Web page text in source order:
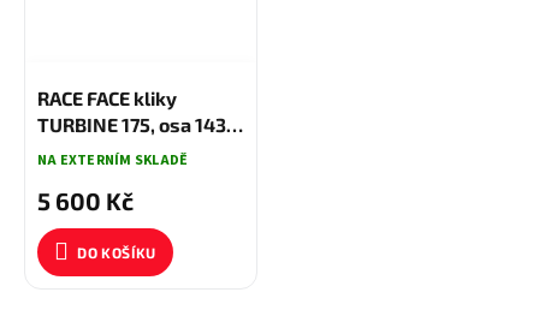
RACE FACE kliky
TURBINE 175, osa 143
černá
NA EXTERNÍM SKLADĚ
5 600 Kč
DO KOŠÍKU